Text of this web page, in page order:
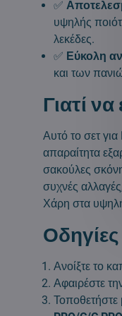
✅
υψηλής
λεκέδες.
✅ Εύκολη
και των
Γιατί
Αυτό το σετ
απαραίτητα
σακούλες
συχνές
Χάρη στα
Ανοίξτε το
Αφαιρέστε
Τοποθετήστε